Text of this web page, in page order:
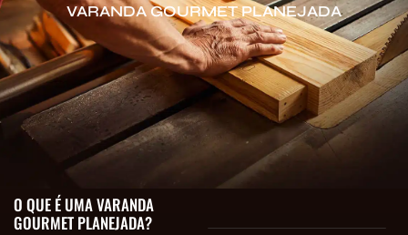
VARANDA GOURMET PLANEJADA
O QUE É UMA VARANDA
GOURMET PLANEJADA?